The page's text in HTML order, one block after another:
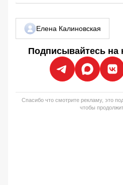
Елена Калиновская
Подписывайтесь на
Спасибо что смотрите рекламу, это
чтобы